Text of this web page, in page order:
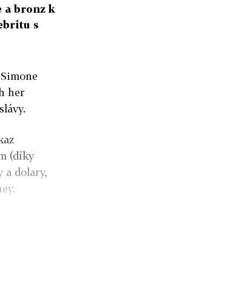
a bronz k
s
her
(díky
a dolary,